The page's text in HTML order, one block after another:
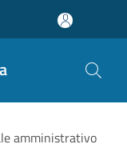
amministrativo